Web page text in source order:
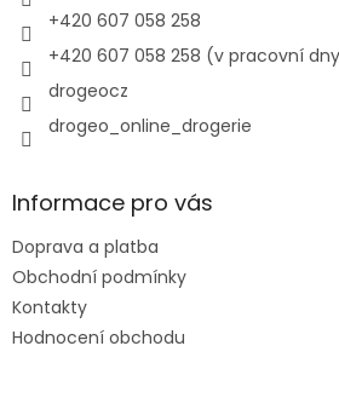
ý
+420 607 058 258
+420 607 058 258 (v pracovní
drogeocz
drogeo_online_drogerie
Informace pro vás
Doprava a platba
Obchodní podmínky
Kontakty
Hodnocení obchodu